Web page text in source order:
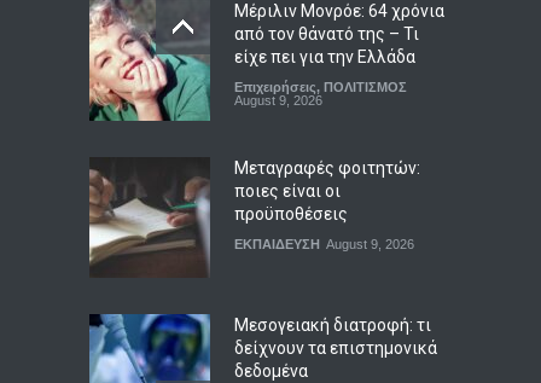
Μέριλιν Μονρόε: 64 χρόνια
από τον θάνατό της – Τι
είχε πει για την Ελλάδα
Επιχειρήσεις, ΠΟΛΙΤΙΣΜΟΣ
August 9, 2026
Μεταγραφές φοιτητών:
ποιες είναι οι
προϋποθέσεις
ΕΚΠΑΙΔΕΥΣΗ August 9, 2026
Μεσογειακή διατροφή: τι
δείχνουν τα επιστημονικά
δεδομένα